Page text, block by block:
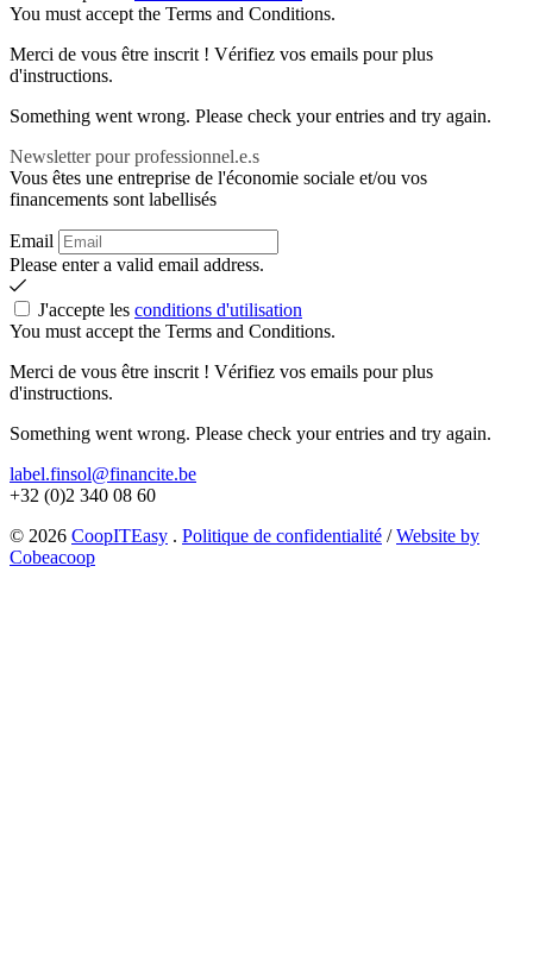
You must accept the Terms and Conditions.
Merci de vous être inscrit ! Vérifiez vos emails pour plus
d'instructions.
Something went wrong. Please check your entries and try again.
Newsletter pour professionnel.e.s
Vous êtes une entreprise de l'économie sociale et/ou vos
financements sont labellisés
Email
Please enter a valid email address.
J'accepte les conditions d'utilisation
You must accept the Terms and Conditions.
Merci de vous être inscrit ! Vérifiez vos emails pour plus
d'instructions.
Something went wrong. Please check your entries and try again.
label.finsol@financite.be
+32 (0)2 340 08 60
© 2026 CoopITEasy . Politique de confidentialité /Website by
Cobeacoop